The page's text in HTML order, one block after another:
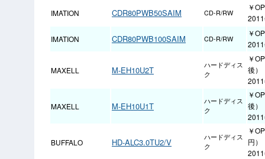
IMATION CDR80PWB50SAIM CD-R/RW
￥
IMATION CDR80PWB100SAIM CD-R/RW
￥
MAXELL M-EH10U2T
ハードディス
ク
￥
後）
MAXELL M-EH10U1T
ハードディス
ク
￥
後）
BUFFALO HD-ALC3.0TU2/V
ハードディス
ク
￥
円）